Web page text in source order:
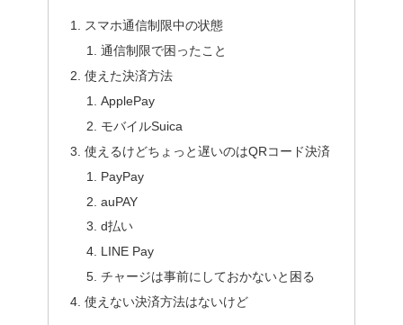
スマホ通信制限中の状態
通信制限で困ったこと
使えた決済方法
ApplePay
モバイルSuica
使えるけどちょっと遅いのはQRコード決済
PayPay
auPAY
d払い
LINE Pay
チャージは事前にしておかないと困る
使えない決済方法はないけど